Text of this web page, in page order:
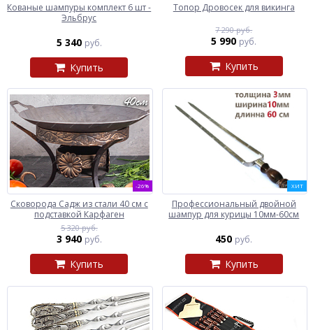
Кованые шампуры комплект 6 шт -
Эльбрус
5 340 руб.
Купить
Топор Дровосек для викинга
7 290 руб.
5 990 руб.
Купить
-26%
Сковорода Садж из стали 40 см с
подставкой Карфаген
5 320 руб.
3 940 руб.
Купить
ХИТ
Профессиональный двойной
шампур для курицы 10мм-60см
450 руб.
Купить